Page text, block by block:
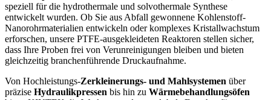
speziell für die hydrothermale und solvothermale Synthese
entwickelt wurden. Ob Sie aus Abfall gewonnene Kohlenstoff-
Nanorohrmaterialien entwickeln oder komplexes Kristallwachstum
erforschen, unsere PTFE-ausgekleideten Reaktoren stellen sicher,
dass Ihre Proben frei von Verunreinigungen bleiben und bieten
gleichzeitig branchenführende Druckaufnahme.
Von Hochleistungs-Zerkleinerungs- und Mahlsystemen über
präzise Hydraulikpressen bis hin zu Wärmebehandlungsöfen